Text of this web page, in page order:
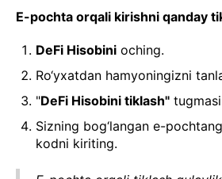
E-pochta orqali kirishni qanday
DeFi Hisobini oching.
Ro‘yxatdan hamyoningizni
"DeFi Hisobini tiklash"
Sizning bog‘langan e-
kodni kiriting.